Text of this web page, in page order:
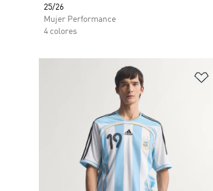
25/26
Mujer Performance
4 colores